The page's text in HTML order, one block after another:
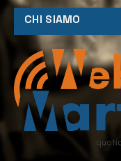
CHI SIAMO